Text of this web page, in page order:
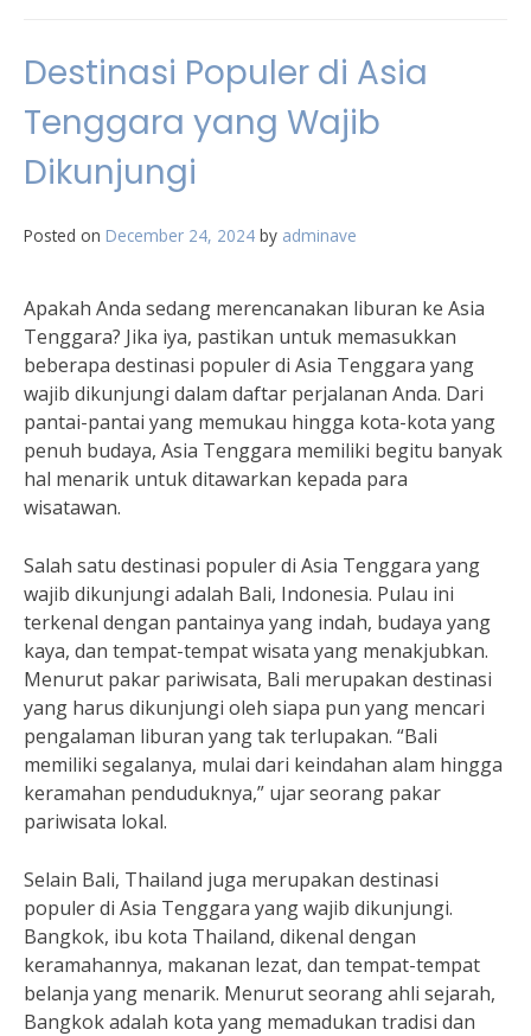
Destinasi Populer di Asia
Tenggara yang Wajib
Dikunjungi
Posted on December 24, 2024 by adminave
Apakah Anda sedang merencanakan liburan ke Asia
Tenggara? Jika iya, pastikan untuk memasukkan
beberapa destinasi populer di Asia Tenggara yang
wajib dikunjungi dalam daftar perjalanan Anda. Dari
pantai-pantai yang memukau hingga kota-kota yang
penuh budaya, Asia Tenggara memiliki begitu banyak
hal menarik untuk ditawarkan kepada para
wisatawan.
Salah satu destinasi populer di Asia Tenggara yang
wajib dikunjungi adalah Bali, Indonesia. Pulau ini
terkenal dengan pantainya yang indah, budaya yang
kaya, dan tempat-tempat wisata yang menakjubkan.
Menurut pakar pariwisata, Bali merupakan destinasi
yang harus dikunjungi oleh siapa pun yang mencari
pengalaman liburan yang tak terlupakan. “Bali
memiliki segalanya, mulai dari keindahan alam hingga
keramahan penduduknya,” ujar seorang pakar
pariwisata lokal.
Selain Bali, Thailand juga merupakan destinasi
populer di Asia Tenggara yang wajib dikunjungi.
Bangkok, ibu kota Thailand, dikenal dengan
keramahannya, makanan lezat, dan tempat-tempat
belanja yang menarik. Menurut seorang ahli sejarah,
Bangkok adalah kota yang memadukan tradisi dan